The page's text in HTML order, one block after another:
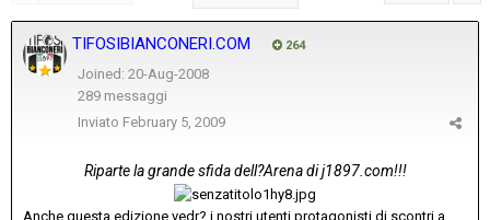
TIFOSIBIANCONERI.COM 264
Joined: 20-Aug-2008
289 messaggi
Inviato February 5, 2009
Riparte la grande sfida dell?Arena di j1897.com!!!
Anche questa edizione vedr? i nostri utenti protagonisti di scontri a